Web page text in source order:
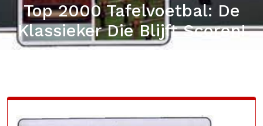
Top 2000 Tafelvoetbal: De
Klassieker Die Blijft Scoren!